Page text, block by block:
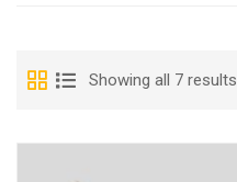
Showing all 7 results